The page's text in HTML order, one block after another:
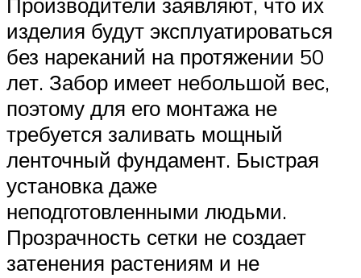
изделия будут эксплуатироваться
без нареканий на протяжении 50
лет. Забор имеет небольшой вес,
поэтому для его монтажа не
требуется заливать мощный
ленточный фундамент. Быстрая
установка даже
неподготовленными людьми.
Прозрачность сетки не создает
затенения растениям и не